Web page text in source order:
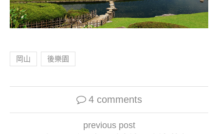
岡山 後樂園
4 comments
previous post